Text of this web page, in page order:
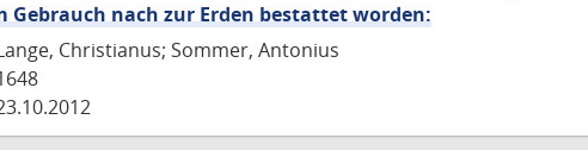
Gebrauch nach zur Erden bestattet worden:
Christianus; Sommer, Antonius